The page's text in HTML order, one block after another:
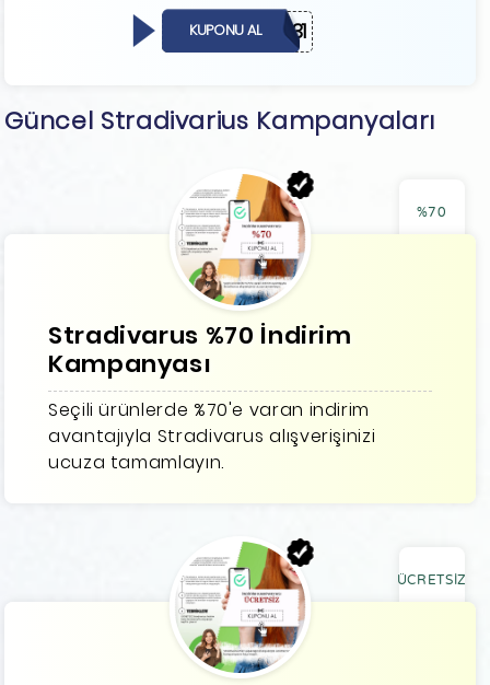
30B88l31
KUPONU AL
Güncel Stradivarius Kampanyaları
%70
Stradivarus %70 İndirim
Kampanyası
Seçili ürünlerde %70'e varan indirim
avantajıyla Stradivarus alışverişinizi
ucuza tamamlayın.
ÜCRETSİZ